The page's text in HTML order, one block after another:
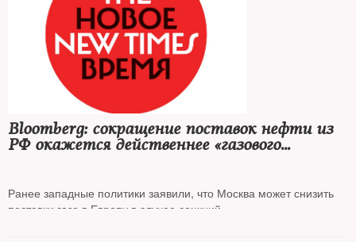
Bloomberg: сокращение поставок нефти из
РФ окажется действеннее «газового
Ранее западные политики заявили, что Москва может снизить
поставки газа в Европу в случае санкций